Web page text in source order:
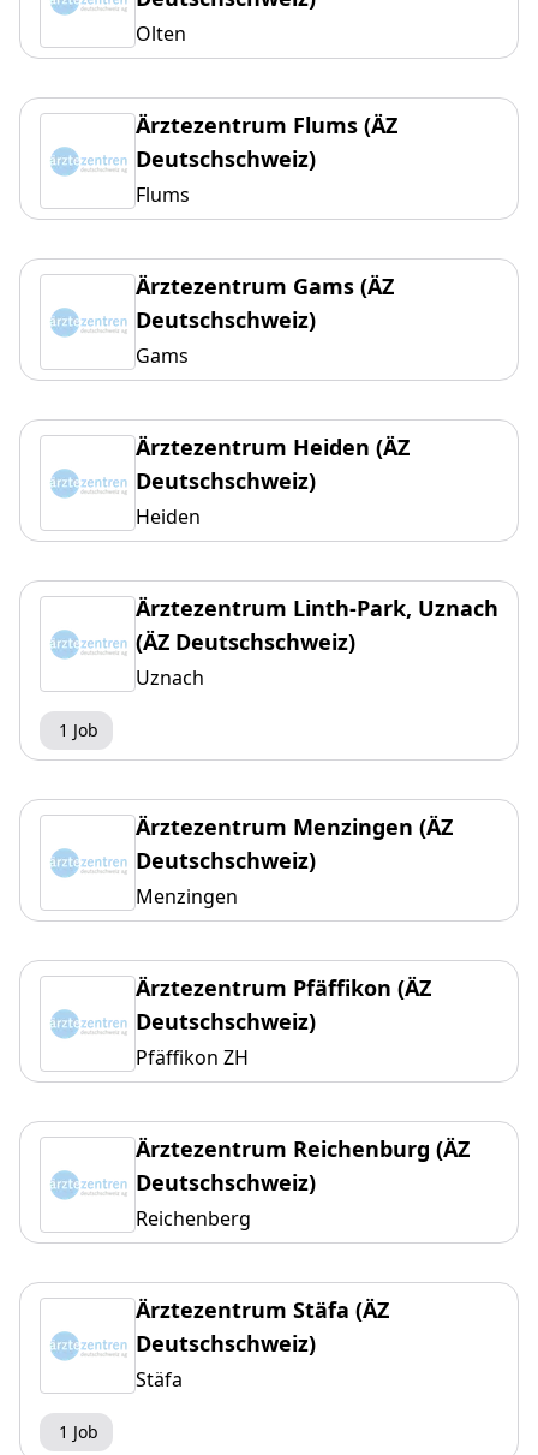
Olten
Ärztezentrum Flums (ÄZ
Deutschschweiz)
Flums
Ärztezentrum Gams (ÄZ
Deutschschweiz)
Gams
Ärztezentrum Heiden (ÄZ
Deutschschweiz)
Heiden
Ärztezentrum Linth-Park, Uznach
(ÄZ Deutschschweiz)
Uznach
1 Job
Ärztezentrum Menzingen (ÄZ
Deutschschweiz)
Menzingen
Ärztezentrum Pfäffikon (ÄZ
Deutschschweiz)
Pfäffikon ZH
Ärztezentrum Reichenburg (ÄZ
Deutschschweiz)
Reichenberg
Ärztezentrum Stäfa (ÄZ
Deutschschweiz)
Stäfa
1 Job